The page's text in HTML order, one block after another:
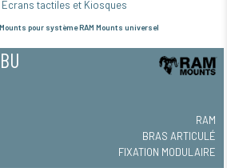
tactiles et Kiosques
pour système RAM Mounts universel
RAM
BRAS ARTICULÉ
FIXATION MODULAIRE